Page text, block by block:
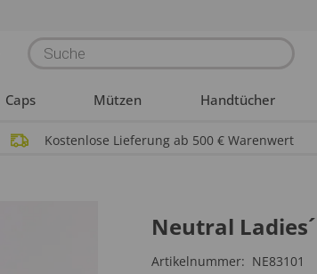
Products
search
Caps Mützen Handtücher
Kostenlose Lieferung ab 500 € Warenwert
Neutral
Artikelnummer: NE83101